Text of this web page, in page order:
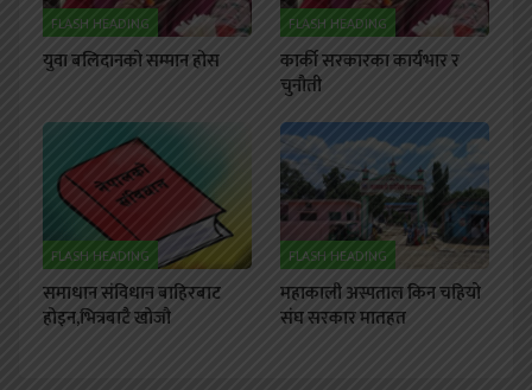
FLASH HEADING
युवा बलिदानको सम्मान होस
FLASH HEADING
कार्की सरकारका कार्यभार र
चुनौती
FLASH HEADING
समाधान संविधान बाहिरबाट
होइन,भित्रबाटै खोजौ
FLASH HEADING
महाकाली अस्पताल किन चहियो
संघ सरकार मातहत